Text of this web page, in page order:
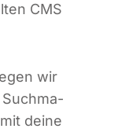
CMS
wir
Such­ma­
dei­ne